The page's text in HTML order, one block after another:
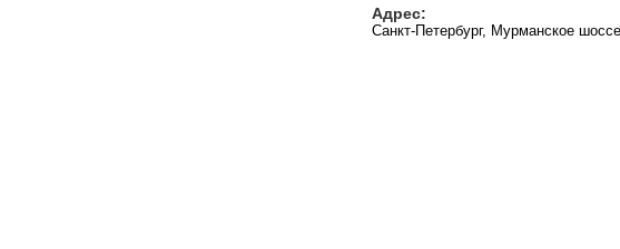
Адрес:
Санкт-Петербург, Мурманское